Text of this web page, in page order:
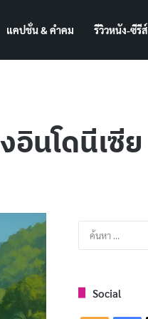
แคปชั่น & คำคม รีวิวหนัง-ซีรีส์
นโดนีเซีย
Social